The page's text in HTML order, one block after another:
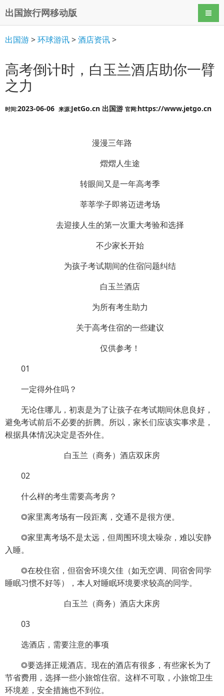
出国旅行网移动版 导航
出国游>环球游讯>酒店资讯>
高考倒计时，白玉兰酒店助你一臂
之力
时间:2023-06-06 来源:JetGo.cn 出国游 官网:https://www.jetgo.cn
漫漫三年路
熠熠人生途
转眼间又是一年高考季
莘莘学子即将迈进考场
去迎接人生的第一次重大考验和选择
不少家长开始
为孩子考试期间的住宿问题纠结
白玉兰酒店
为所有考生助力
关于高考住宿的一些建议
仅供参考！
01
一定得外住吗？
无论住哪儿，初衷是为了让孩子在考试期间休息良好，
避免考试前后不必要的折腾。所以，家长们应该实事求是，
根据具体情况决定是否外住。
白玉兰（商务）酒店双床房
02
什么样的考生需要高考房？
◎家里离考场有一段距离，交通不是很方便。
◎家里离考场不是太远，但周围环境太噪杂，难以安静
入睡。
◎在校住宿，但宿舍环境欠佳（如无空调、同宿舍同学
睡眠习惯不好等），本人对睡眠环境要求较高的同学。
白玉兰（商务）酒店大床房
03
选酒店，需要注意的事项
◎要选择正规酒店。现在的酒店有很多，有些家长为了
节省费用，选择一些小旅馆住宿。这样不可取，小旅馆卫生
环境差，安全措施也不到位。